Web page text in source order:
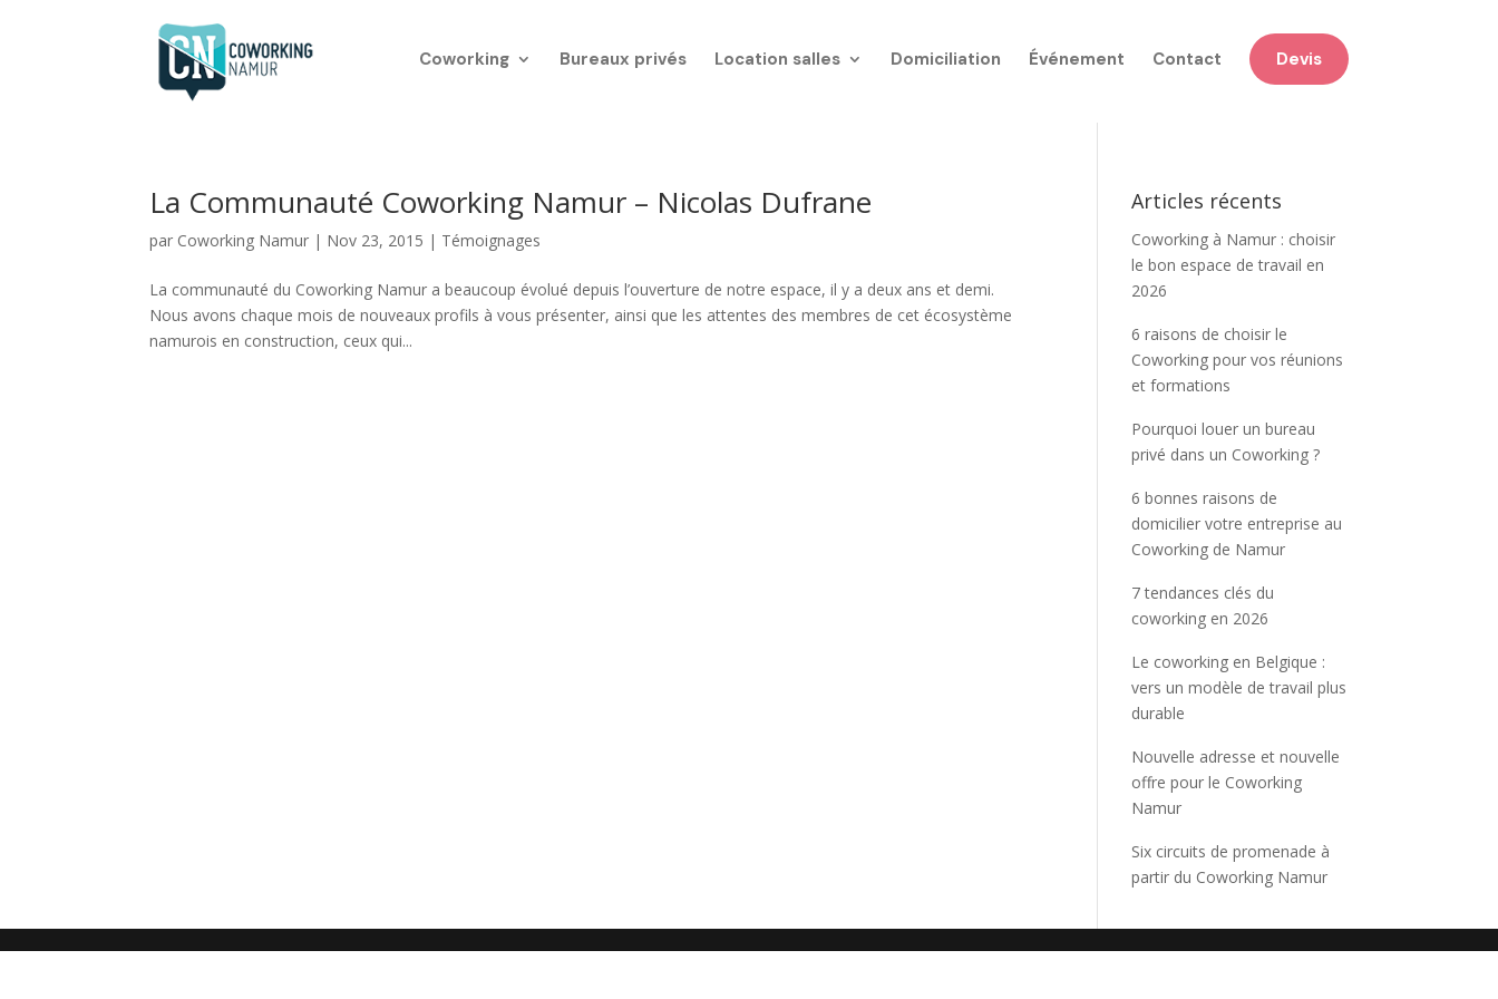
Coworking Bureaux privés Location salles Domiciliation Événement Contact Devis
La Communauté Coworking Namur – Nicolas Dufrane
par Coworking Namur | Nov 23, 2015 | Témoignages
La communauté du Coworking Namur a beaucoup évolué depuis l’ouverture de notre espace, il y a deux ans et demi.
Nous avons chaque mois de nouveaux profils à vous présenter, ainsi que les attentes des membres de cet écosystème
namurois en construction, ceux qui...
Articles récents
Coworking à Namur : choisir
le bon espace de travail en
2026
6 raisons de choisir le
Coworking pour vos réunions
et formations
Pourquoi louer un bureau
privé dans un Coworking ?
6 bonnes raisons de
domicilier votre entreprise au
Coworking de Namur
7 tendances clés du
coworking en 2026
Le coworking en Belgique :
vers un modèle de travail plus
durable
Nouvelle adresse et nouvelle
offre pour le Coworking
Namur
Six circuits de promenade à
partir du Coworking Namur